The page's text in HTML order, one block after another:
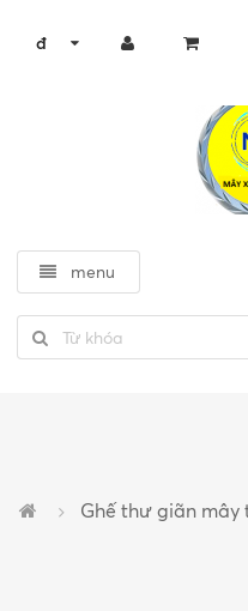
đ
menu
Ghế thư giãn mây